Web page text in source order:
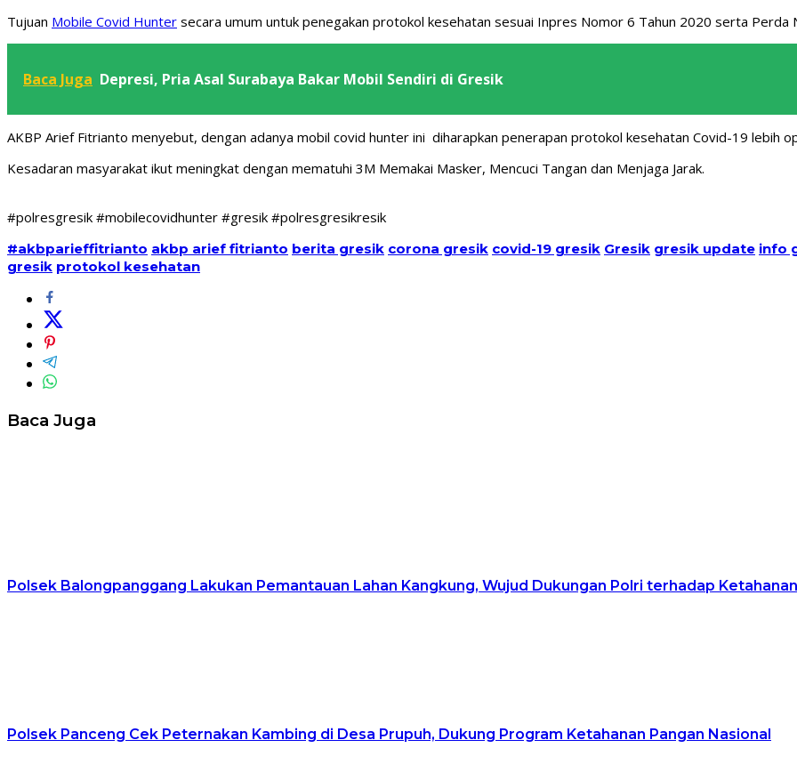
Tujuan Mobile Covid Hunter secara umum untuk penegakan protokol kesehatan sesuai Inpres Nomor 6 Tahun 2020 serta
Baca Juga Depresi, Pria Asal Surabaya Bakar Mobil Sendiri di Gresik
AKBP Arief Fitrianto menyebut, dengan adanya mobil covid hunter ini diharapkan penerapan protokol kesehatan Covid-19 lebih
Kesadaran masyarakat ikut meningkat dengan mematuhi 3M Memakai Masker, Mencuci Tangan dan Menjaga Jarak.
#polresgresik #mobilecovidhunter #gresik #polresgresikresik
#akbparieffitrianto akbp arief fitrianto berita gresik corona gresik covid-19 gresik Gresik gresik update info
gresik protokol kesehatan
Baca Juga
Polsek Balongpanggang Lakukan Pemantauan Lahan Kangkung, Wujud Dukungan Polri terhadap
Polsek Panceng Cek Peternakan Kambing di Desa Prupuh, Dukung Program Ketahanan Pangan Nasional